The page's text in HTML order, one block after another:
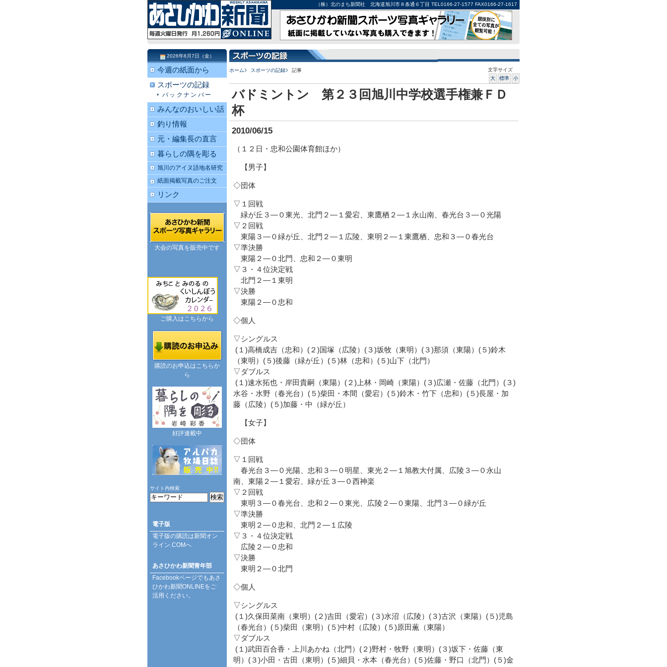
（株）北のまち新聞社 北海道旭川市８条通６丁目 TEL0166-27-1577 FAX0166-27-1617
ホーム スポーツの記録 記事
文字サイズ
大
標準 小
バドミントン 第２３回旭川中学校選手権兼ＦＤ
杯
2010/06/15
（１２日・忠和公園体育館ほか）
【男子】
◇団体
▽１回戦
緑が丘３―０東光、北門２―１愛宕、東鷹栖２―１永山南、春光台３―０光陽
▽２回戦
東陽３―０緑が丘、北門２―１広陵、東明２―１東鷹栖、忠和３―０春光台
▽準決勝
東陽２―０北門、忠和２―０東明
▽３・４位決定戦
北門２―１東明
▽決勝
東陽２―０忠和
◇個人
▽シングルス
(１)高橋成吉（忠和）(２)国塚（広陵）(３)坂牧（東明）(３)那須（東陽）(５)鈴木
（東明）(５)後藤（緑が丘）(５)林（忠和）(５)山下（北門）
▽ダブルス
(１)速水拓也・岸田貴嗣（東陽）(２)上林・岡崎（東陽）(３)広瀬・佐藤（北門）(３)
水谷・水野（春光台）(５)柴田・本間（愛宕）(５)鈴木・竹下（忠和）(５)長屋・加
藤（広陵）(５)加藤・中（緑が丘）
【女子】
◇団体
▽１回戦
春光台３―０光陽、忠和３―０明星、東光２―１旭教大付属、広陵３―０永山
南、東陽２―１愛宕、緑が丘３―０西神楽
▽２回戦
東明３―０春光台、忠和２―０東光、広陵２―０東陽、北門３―０緑が丘
▽準決勝
東明２―０忠和、北門２―１広陵
▽３・４位決定戦
広陵２―０忠和
▽決勝
東明２―０北門
◇個人
▽シングルス
(１)久保田菜南（東明）(２)吉田（愛宕）(３)水沼（広陵）(３)古沢（東陽）(５)児島
（春光台）(５)柴田（東明）(５)中村（広陵）(５)原田薫（東陽）
▽ダブルス
(１)武田百合香・上川あかね（北門）(２)野村・牧野（東明）(３)坂下・佐藤（東
明）(３)小田・古田（東明）(５)細貝・水本（春光台）(５)佐藤・野口（北門）(５)金
2026年8月7日（金）
今週の紙面から
スポーツの記録
バックナンバー
みんなのおいしい話
釣り情報
元・編集長の直言
暮らしの隅を彫る
旭川のアイヌ語地名研究
紙面掲載写真のご注文
リンク
大会の写真を販売中です
ご購入はこちらから
購読のお申込はこちらか
ら
好評連載中
サイト内検索
電子版
電子版の購読は新聞オン
ライン.COMへ
あさひかわ新聞青年部
Facebookページでもあさ
ひかわ新聞ONLINEをご
活用ください。